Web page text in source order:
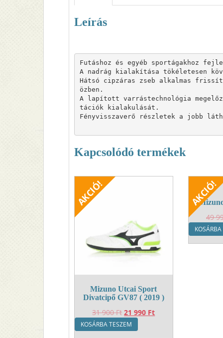
Leírás
Futáshoz és egyéb sportágakhoz
A nadrág kialakítása tökéletesen
Hátsó cipzáras zseb alkalmas
özben.
A lapított varrástechnológia
tációk kialakulását.
Fényvisszaverő részletek a jobb
Kapcsolódó termékek
Mizuno Utcai Sport
Divatcipő GV87 ( 2019 )
31 900FtOriginal
price
21 990 FtCurrent
KOSÁRBA TESZEM
49